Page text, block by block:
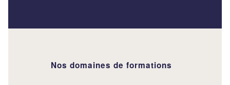
Nos domaines de formations